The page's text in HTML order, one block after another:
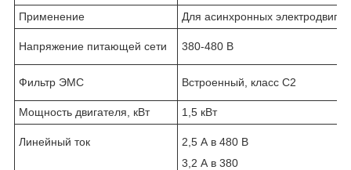
Применение
Для асинхронных
Напряжение питающей сети 380-480 B
Фильтр ЭМС Встроенный, класс C2
Мощность двигателя, кВт 1,5 кВт
Линейный ток
2,5 А в 480 В
3,2 А в 380